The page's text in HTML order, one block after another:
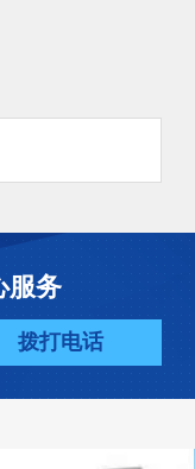
服务
拨打电话